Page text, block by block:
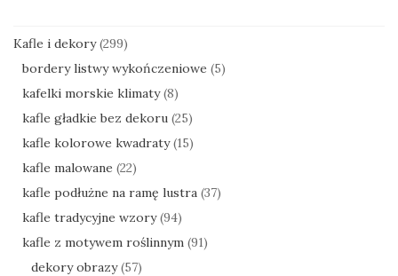
Kafle i dekory (299)
bordery listwy wykończeniowe (5)
kafelki morskie klimaty (8)
kafle gładkie bez dekoru (25)
kafle kolorowe kwadraty (15)
kafle malowane (22)
kafle podłużne na ramę lustra (37)
kafle tradycyjne wzory (94)
kafle z motywem roślinnym (91)
dekory obrazy (57)